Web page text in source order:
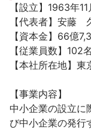
【設立】1963年
【代表者】安藤　
【資本金】66億
【従業員数】102名
【本社所在地】
【事業内容】
中小企業の設立に
び中小企業の発行